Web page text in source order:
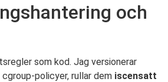
och
som kod. Jag versionerar
policyer, rullar dem iscensatt